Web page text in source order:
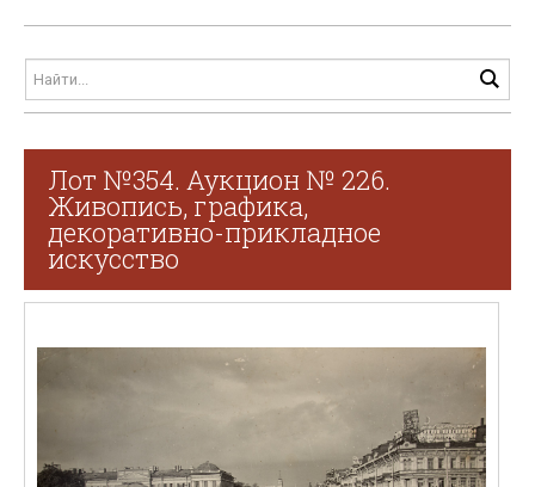
Лот №354. Аукцион № 226.
Живопись, графика,
декоративно-прикладное
искусство